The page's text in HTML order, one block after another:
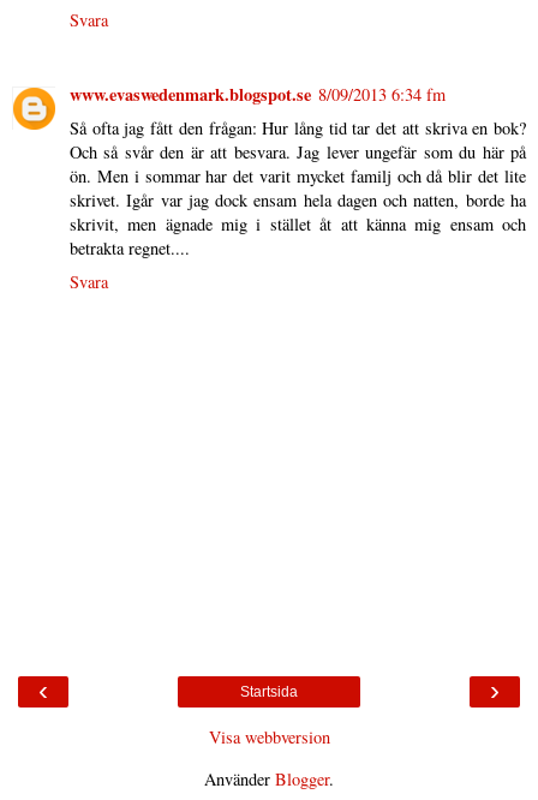
Svara
www.evaswedenmark.blogspot.se 8/09/2013 6:34 fm
Så ofta jag fått den frågan: Hur lång tid tar det att skriva en bok?
Och så svår den är att besvara. Jag lever ungefär som du här på
ön. Men i sommar har det varit mycket familj och då blir det lite
skrivet. Igår var jag dock ensam hela dagen och natten, borde ha
skrivit, men ägnade mig i stället åt att känna mig ensam och
betrakta regnet....
Svara
‹ ›
Startsida
Visa webbversion
Använder Blogger.